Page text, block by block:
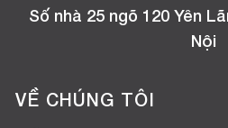
Số nhà 25 ngõ 120 Yên
Nội
VỀ CHÚNG TÔI